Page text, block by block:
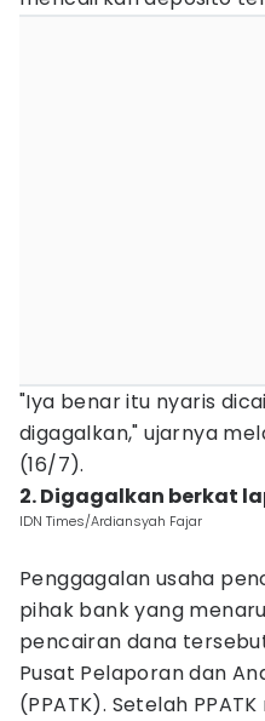
"Iya benar itu nyaris
digagalkan," ujarnya
(16/7).
2. Digagalkan berkat
IDN Times/Ardiansyah Fajar
Penggagalan usaha
pihak bank yang
pencairan dana
Pusat Pelaporan dan
(PPATK). Setelah